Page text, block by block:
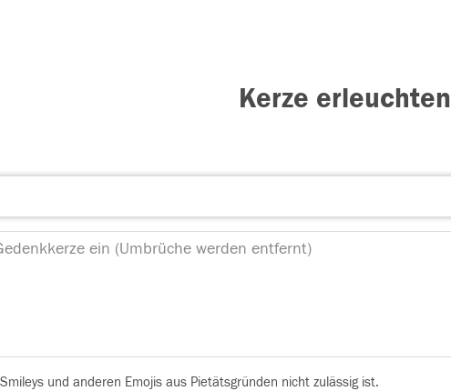
Kerze erleuchten
und anderen Emojis aus Pietätsgründen nicht zulässig ist.